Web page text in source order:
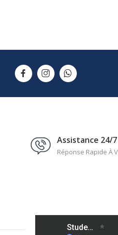
Assistance 24/7
Réponse Rapide À